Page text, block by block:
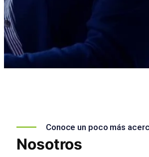
Conoce un poco más
Nosotros